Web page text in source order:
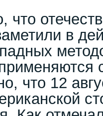
что
в
что 12